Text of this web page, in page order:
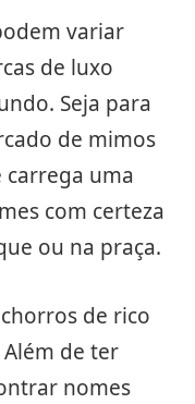
variar
de luxo
Seja para
de mimos
uma
com certeza
ou na praça.
de rico
de ter
nomes